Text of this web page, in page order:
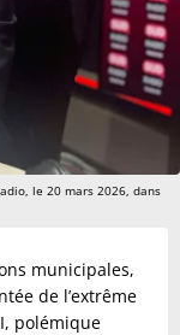
le 20 mars 2026, dans
municipales,
de l’extrême
polémique